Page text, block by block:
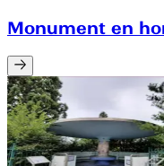
Monument en